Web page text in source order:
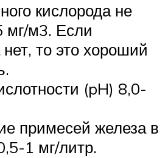
кислорода не
мг/м3. Если
то это хороший
(pH) 8,0-
примесей железа в
1 мг/литр.